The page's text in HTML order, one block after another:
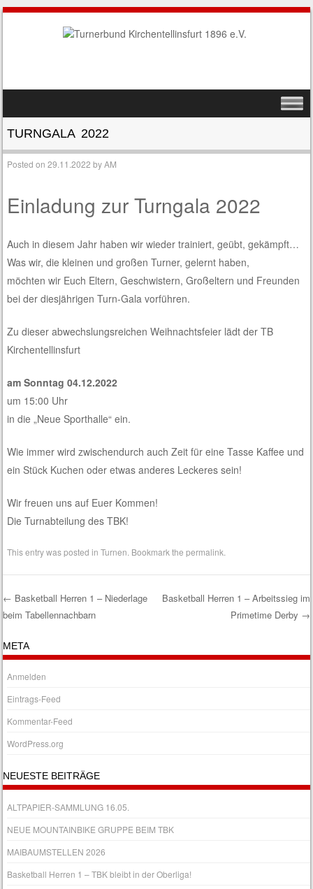
MENU
TURNGALA 2022
Posted on29.11.2022 byAM
Einladung zur Turngala 2022
Auch in diesem Jahr haben wir wieder trainiert, geübt, gekämpft…
Was wir, die kleinen und großen Turner, gelernt haben,
möchten wir Euch Eltern, Geschwistern, Großeltern und Freunden
bei der diesjährigen Turn-Gala vorführen.
Zu dieser abwechslungsreichen Weihnachtsfeier lädt der TB
Kirchentellinsfurt
am Sonntag 04.12.2022
um 15:00 Uhr
in die „Neue Sporthalle“ ein.
Wie immer wird zwischendurch auch Zeit für eine Tasse Kaffee und
ein Stück Kuchen oder etwas anderes Leckeres sein!
Wir freuen uns auf Euer Kommen!
Die Turnabteilung des TBK!
This entry was posted inTurnen . Bookmark thepermalink
Post navigation
← Basketball Herren 1 – Niederlage
beim Tabellennachbarn
Basketball Herren 1 – Arbeitssieg im
Primetime Derby →
META
Anmelden
Eintrags-Feed
Kommentar-Feed
WordPress.org
NEUESTE BEITRÄGE
ALTPAPIER-SAMMLUNG 16.05.
NEUE MOUNTAINBIKE GRUPPE BEIM TBK
MAIBAUMSTELLEN 2026
Basketball Herren 1 – TBK bleibt in der Oberliga!